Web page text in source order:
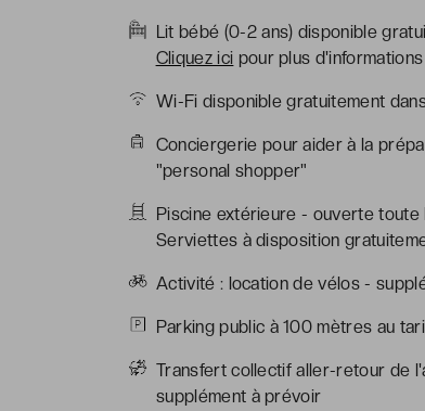
Lit bébé (0-2 ans) disponible
Cliquez ici pour plus d'informations
Wi-Fi disponible gratuitement
Conciergerie pour aider à la
"personal shopper"
Piscine extérieure - ouverte toute
Serviettes à disposition
Activité : location de vélos -
Parking public à 100 mètres au
Transfert collectif aller-retour de
supplément à prévoir